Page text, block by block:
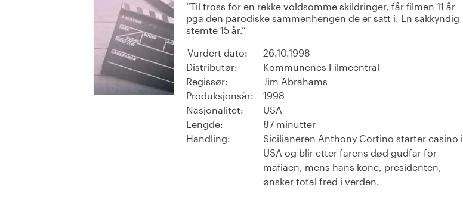
Til tross for en rekke voldsomme skildringer, får filmen 11 år
pga den parodiske sammenhengen de er satt i. En sakkyndig
stemte 15 år.
Vurdert dato:
26.10.1998
Distributør:
Kommunenes Filmcentral
Regissør:
Jim Abrahams
Produksjonsår:
1998
Nasjonalitet:
USA
Lengde:
87 minutter
Handling:
Sicilianeren Anthony Cortino starter casino i
USA og blir etter farens død gudfar for
mafiaen, mens hans kone, presidenten,
ønsker total fred i verden.